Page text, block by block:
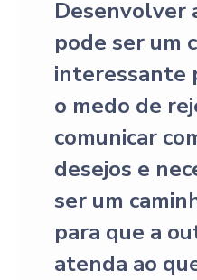
Desenvolver
pode ser um
interessante
o medo de
comunicar
desejos e
ser um
para que a
atenda ao